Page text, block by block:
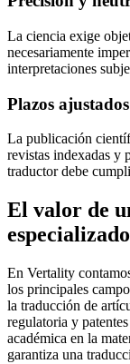
La ciencia exige
necesariamente
interpretaciones
Plazos ajustados
La publicación
revistas indexadas y
traductor debe
El valor de
especializado
En Vertality
los principales
la traducción de
regulatoria y
académica en la
garantiza una